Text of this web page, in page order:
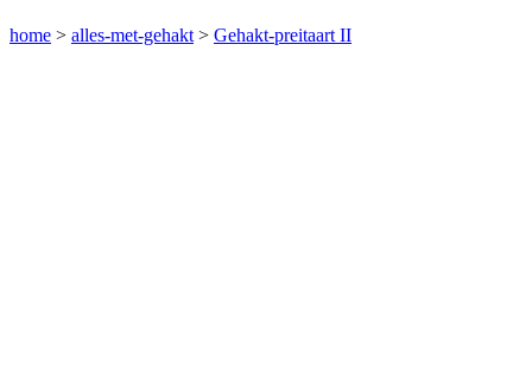
home > alles-met-gehakt > Gehakt-preitaart II